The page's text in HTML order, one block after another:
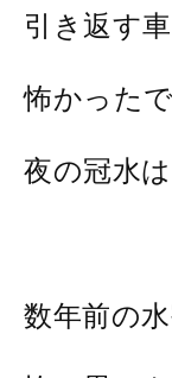
引き返す
怖かったで
夜の冠水
数年前の